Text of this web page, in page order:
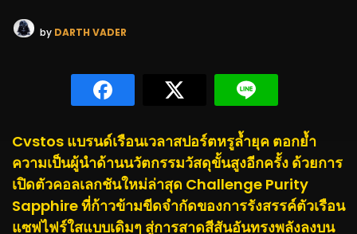
by DARTH VADER
Cvstos แบรนด์เรือนเวลาสปอร์ตหรูล้ำยุค ตอกย้ำ
ความเป็นผู้นำด้านนวัตกรรมวัสดุขั้นสูงอีกครั้ง ด้วยการ
เปิดตัวคอลเลกชันใหม่ล่าสุด Challenge Purity
Sapphire ที่ก้าวข้ามขีดจำกัดของการรังสรรค์ตัวเรือน
แซฟไฟร์ใสแบบเดิมๆ สู่การสาดสีสันอันทรงพลังลงบน